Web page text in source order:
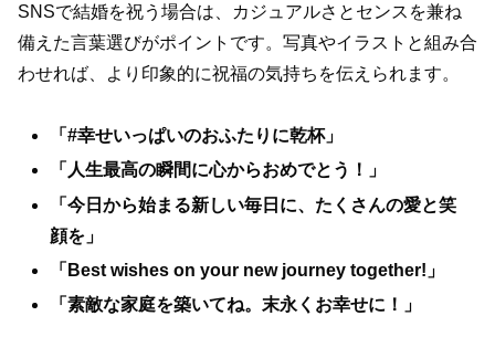
SNSで結婚を祝う場合は、カジュアルさとセンスを兼ね
備えた言葉選びがポイントです。写真やイラストと組み合
わせれば、より印象的に祝福の気持ちを伝えられます。
「#幸せいっぱいのおふたりに乾杯」
「人生最高の瞬間に心からおめでとう！」
「今日から始まる新しい毎日に、たくさんの愛と笑
顔を」
「Best wishes on your new journey together!」
「素敵な家庭を築いてね。末永くお幸せに！」